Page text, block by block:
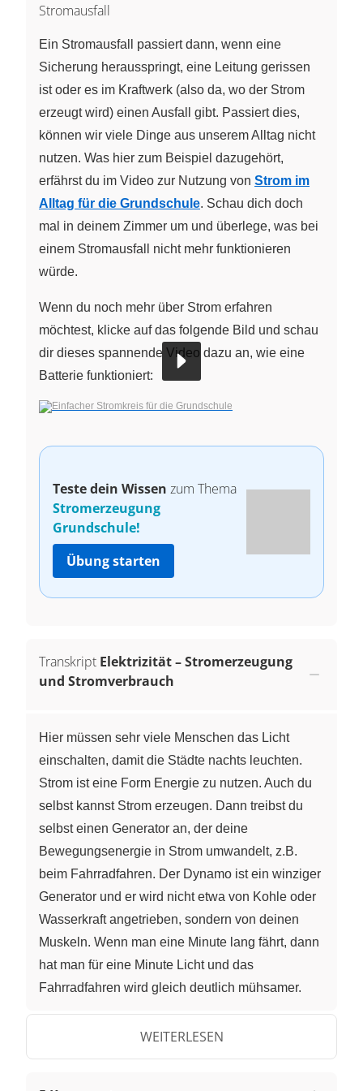
Stromausfall
Ein Stromausfall passiert dann, wenn eine
Sicherung herausspringt, eine Leitung gerissen
ist oder es im Kraftwerk (also da, wo der Strom
erzeugt wird) einen Ausfall gibt. Passiert dies,
können wir viele Dinge aus unserem Alltag nicht
nutzen. Was hier zum Beispiel dazugehört,
erfährst du im Video zur Nutzung von Strom im
Alltag für die Grundschule. Schau dich doch
mal in deinem Zimmer um und überlege, was bei
einem Stromausfall nicht mehr funktionieren
würde.
Wenn du noch mehr über Strom erfahren
möchtest, klicke auf das folgende Bild und schau
dir dieses spannende Video dazu an, wie eine
Batterie funktioniert:
Teste dein Wissen zum Thema
Stromerzeugung
Grundschule!
Übung starten
Transkript Elektrizität – Stromerzeugung
und Stromverbrauch
Hier müssen sehr viele Menschen das Licht
einschalten, damit die Städte nachts leuchten.
Strom ist eine Form Energie zu nutzen. Auch du
selbst kannst Strom erzeugen. Dann treibst du
selbst einen Generator an, der deine
Bewegungsenergie in Strom umwandelt, z.B.
beim Fahrradfahren. Der Dynamo ist ein winziger
Generator und er wird nicht etwa von Kohle oder
Wasserkraft angetrieben, sondern von deinen
Muskeln. Wenn man eine Minute lang fährt, dann
hat man für eine Minute Licht und das
Fahrradfahren wird gleich deutlich mühsamer.
Computer oder den Küchenherd zum Laufen zu
bringen. Einen Computer kann der sportliche
WEITERLESEN